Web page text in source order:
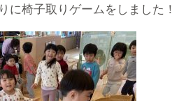
に椅子取りゲームをしました！